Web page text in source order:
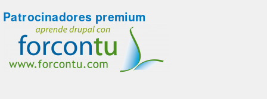
Patrocinadores premium